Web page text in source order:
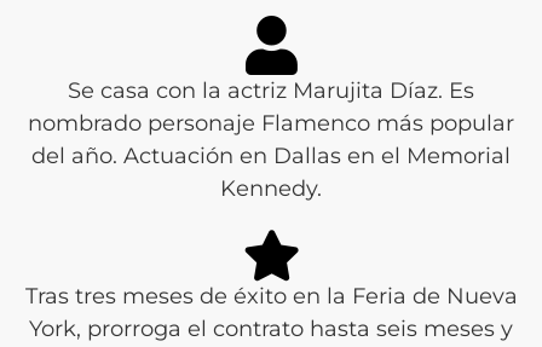
Se casa con la actriz Marujita Díaz. Es
nombrado personaje Flamenco más popular
del año. Actuación en Dallas en el Memorial
Kennedy.
Tras tres meses de éxito en la Feria de Nueva
York, prorroga el contrato hasta seis meses y